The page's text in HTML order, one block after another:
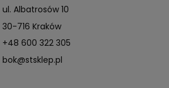
ul. Albatrosów 10
30-716 Kraków
+48 600 322 305
bok@stsklep.pl